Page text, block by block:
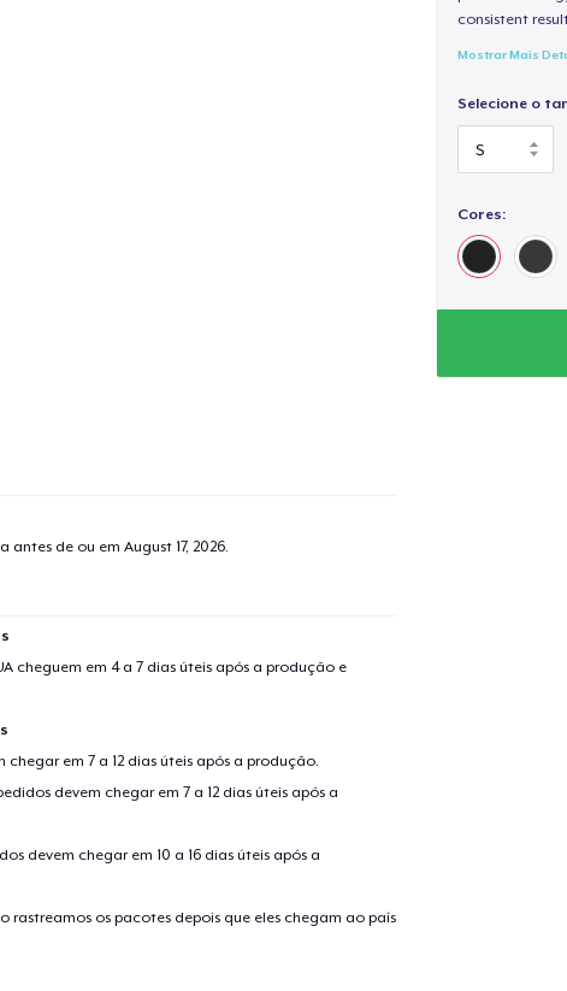
consistent
Mostrar Mais
Selecione o
Cores:
antes de ou em August 17, 2026.
cheguem em 4 a 7 dias úteis após a produção e
em 7 a 12 dias úteis após a produção.
devem chegar em 7 a 12 dias úteis após a
devem chegar em 10 a 16 dias úteis após a
rastreamos os pacotes depois que eles chegam ao país